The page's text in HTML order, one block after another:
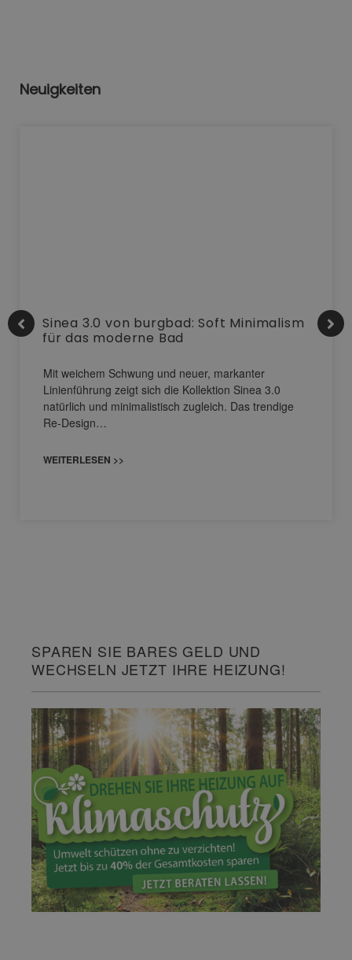
Neuigkeiten
Sinea 3.0 von burgbad: Soft Minimalism
für das moderne Bad
Mit weichem Schwung und neuer, markanter
Linienführung zeigt sich die Kollektion Sinea 3.0
natürlich und minimalistisch zugleich. Das trendige
Re-Design…
WEITERLESEN >>
SPAREN SIE BARES GELD UND
WECHSELN JETZT IHRE HEIZUNG!